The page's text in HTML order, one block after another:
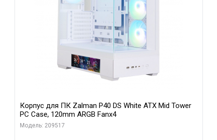
Корпус для ПК Zalman P40 DS White ATX Mid Tower
PC Case, 120mm ARGB Fanx4
Модель: 209517